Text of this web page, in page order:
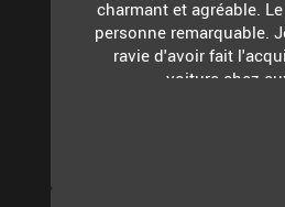
charmant et agréable.
personne remarquable.
ravie d'avoir fait
voiture chez